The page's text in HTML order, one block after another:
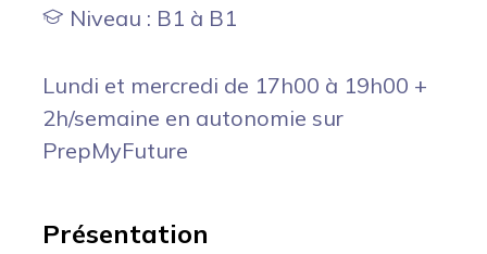
Niveau : B1 à B1
Lundi et mercredi de 17h00 à 19h00 +
2h/semaine en autonomie sur
PrepMyFuture
Présentation